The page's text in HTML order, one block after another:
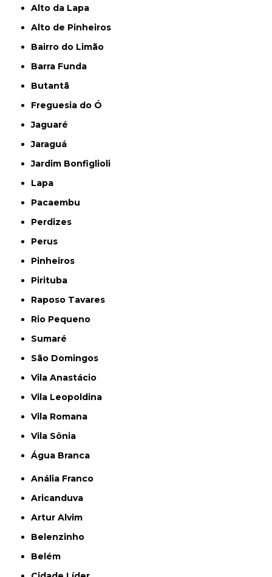
Alto da Lapa
Alto de Pinheiros
Bairro do Limão
Barra Funda
Butantã
Freguesia do Ó
Jaguaré
Jaraguá
Jardim Bonfiglioli
Lapa
Pacaembu
Perdizes
Perus
Pinheiros
Pirituba
Raposo Tavares
Rio Pequeno
Sumaré
São Domingos
Vila Anastácio
Vila Leopoldina
Vila Romana
Vila Sônia
Água Branca
Anália Franco
Aricanduva
Artur Alvim
Belenzinho
Belém